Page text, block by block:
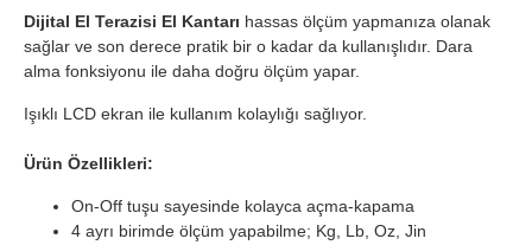
Dijital El Terazisi El Kantarı hassas ölçüm yapmanıza olanak
sağlar ve son derece pratik bir o kadar da kullanışlıdır. Dara
alma fonksiyonu ile daha doğru ölçüm yapar.
Işıklı LCD ekran ile kullanım kolaylığı sağlıyor.
Ürün Özellikleri:
On-Off tuşu sayesinde kolayca açma-kapama
4 ayrı birimde ölçüm yapabilme; Kg, Lb, Oz, Jin